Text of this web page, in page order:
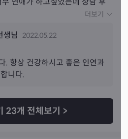
니다. 기회가 된다면 방문상담도
더보기
생님 2022.05.22
. 항상 건강하시고 좋은 인연과
니다.
23개 전체보기 >